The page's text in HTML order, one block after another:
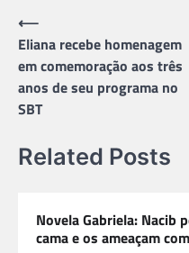
Navegação
de
Post
⟵
Eliana recebe homenagem
em comemoração aos três
anos de seu programa no
SBT
Related Posts
Novela Gabriela: Nacib
cama e os ameaçam